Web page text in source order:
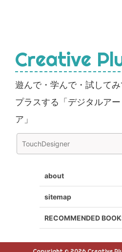
Creative
遊んで・学んで・試して
プラスする「デジタルア
ア」
about
sitemap
RECOMMENDED